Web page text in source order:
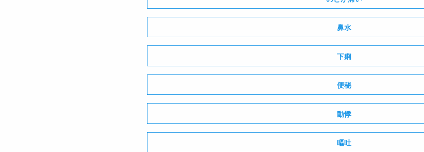
鼻水
下痢
便秘
動悸
嘔吐